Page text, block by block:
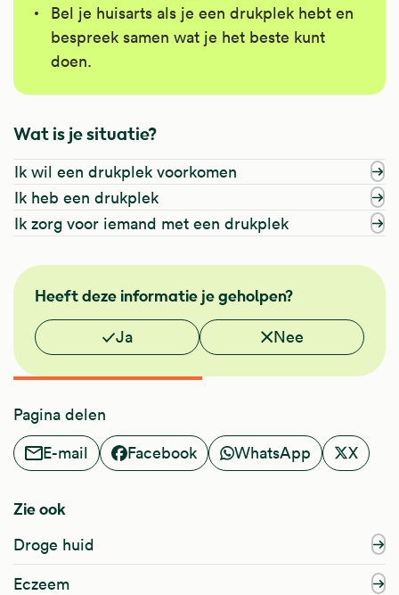
Bel je huisarts als je een drukplek hebt en
bespreek samen wat je het beste kunt
doen.
Wat is je situatie?
Ik wil een drukplek voorkomen
Ik heb een drukplek
Ik zorg voor iemand met een drukplek
NHG
Heeft deze informatie je geholpen?
Vond je deze informatie nuttig?
Ja Nee
Pagina delen
E-mail
Facebook WhatsApp X
Zie ook
Droge huid
Eczeem